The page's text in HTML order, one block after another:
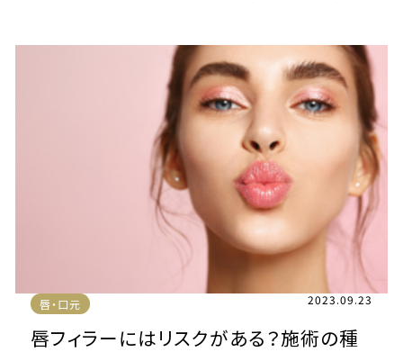
唇・口元 2023.09.23
唇フィラーにはリスクがある？施術の種